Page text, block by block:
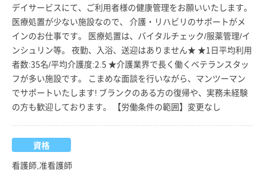
デイサービスにて、ご利用者様の健康管理をお願いいたします。
医療処置が少ない施設なので、 介護・リハビリのサポートがメ
インのお仕事です。 医療処置は、バイタルチェック/服薬管理/イ
ンシュリン等。 夜勤、入浴、送迎はありません★ ★1日平均利用
者数:35名/平均介護度:2.5 ★介護業界で長く働くベテランスタッ
フが多い施設です。 こまめな面談を行いながら、マンツーマン
でサポートいたします! ブランクのある方の復帰や、実務未経験
の方も歓迎しております。 【労働条件の範囲】変更なし
資格
看護師,准看護師